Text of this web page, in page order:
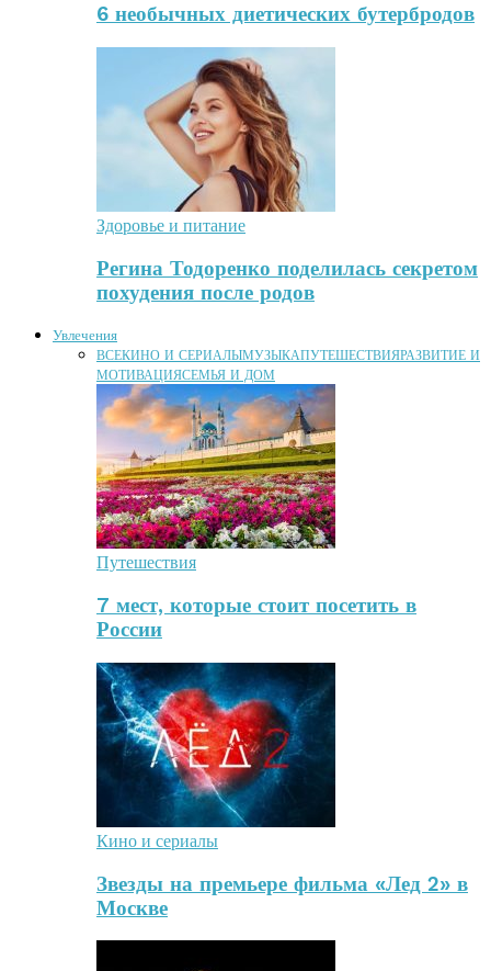
6 необычных диетических бутербродов
Здоровье и питание
Регина Тодоренко поделилась секретом
похудения после родов
Увлечения
ВСЕКИНО И СЕРИАЛЫМУЗЫКАПУТЕШЕСТВИЯРАЗВИТИЕ И
МОТИВАЦИЯСЕМЬЯ И ДОМ
Путешествия
7 мест, которые стоит посетить в
России
Кино и сериалы
Звезды на премьере фильма «Лед 2» в
Москве